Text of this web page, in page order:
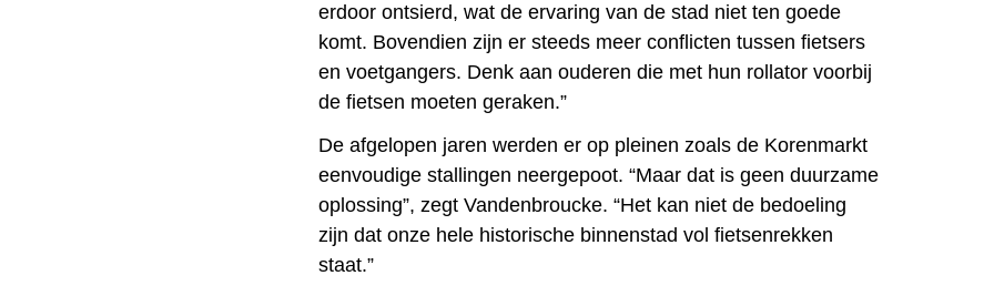
erdoor ontsierd, wat de ervaring van de stad niet ten goede
komt. Bovendien zijn er steeds meer conflicten tussen fietsers
en voetgangers. Denk aan ouderen die met hun rollator voorbij
de fietsen moeten geraken.”
De afgelopen jaren werden er op pleinen zoals de Korenmarkt
eenvoudige stallingen neergepoot. “Maar dat is geen duurzame
oplossing”, zegt Vandenbroucke. “Het kan niet de bedoeling
zijn dat onze hele historische binnenstad vol fietsenrekken
staat.”